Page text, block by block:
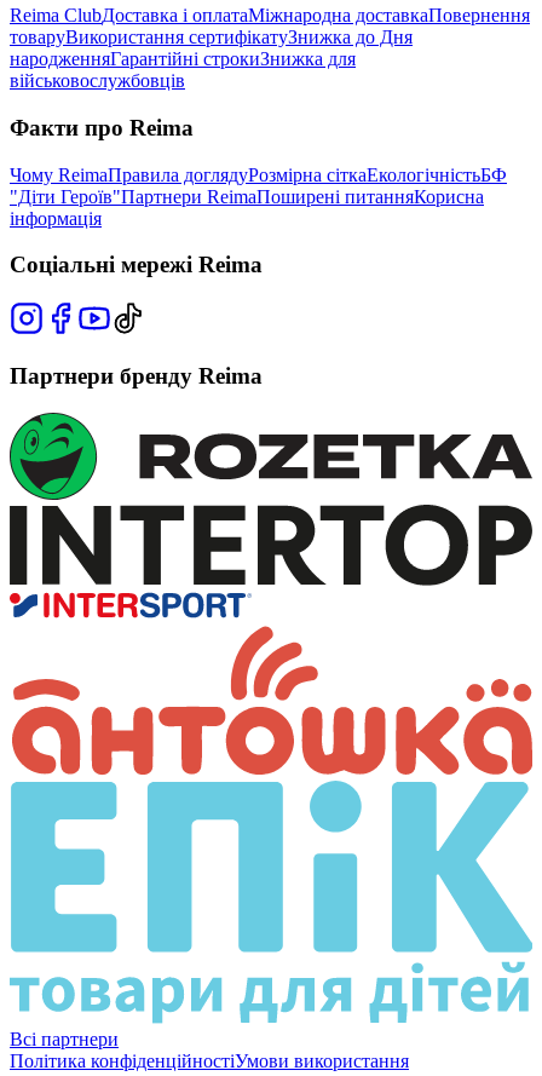
Reima ClubДоставка і оплатаМіжнародна доставкаПовернення
товаруВикористання сертифікатуЗнижка до Дня
народженняГарантійні строкиЗнижка для
військовослужбовців
Факти про Reima
Чому ReimaПравила доглядуРозмірна сіткаЕкологічністьБФ
"Діти Героїв"Партнери ReimaПоширені питанняКорисна
інформація
Соціальні мережі Reima
Партнери бренду Reima
Всі партнери
Політика конфіденційностіУмови використання